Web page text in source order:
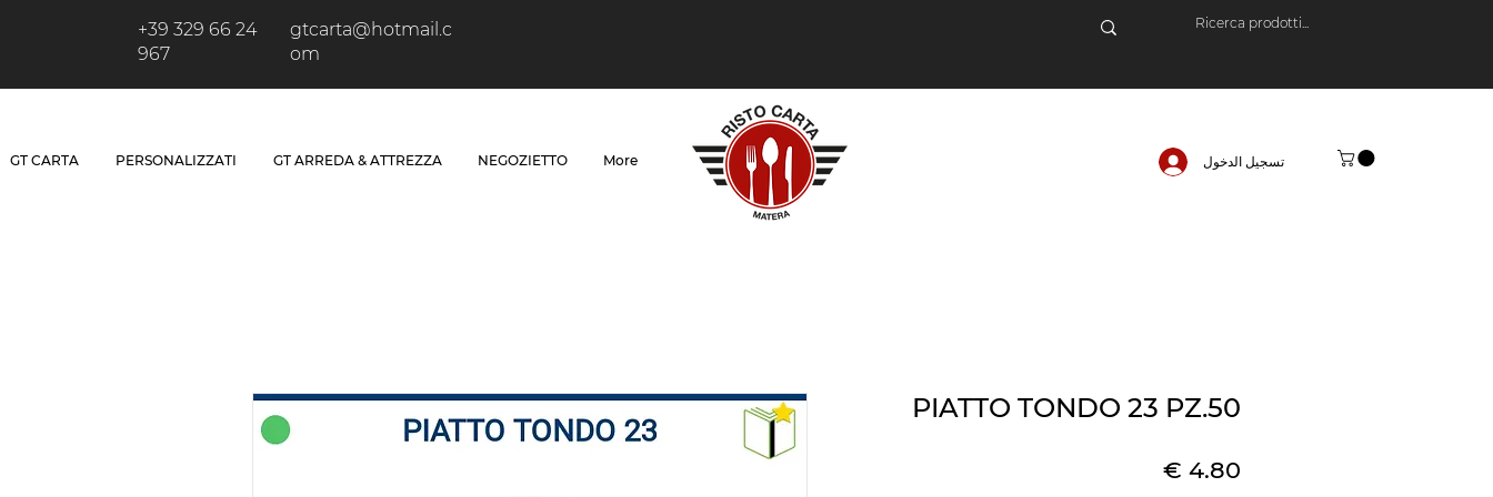
+39 329 66 24
967
gtcarta@hotmail.c
om
GT CARTA PERSONALIZZATI GT ARREDA & ATTREZZA NEGOZIETTO More تسجيل الدخول
PIATTO TONDO 23 PZ.50
السعر